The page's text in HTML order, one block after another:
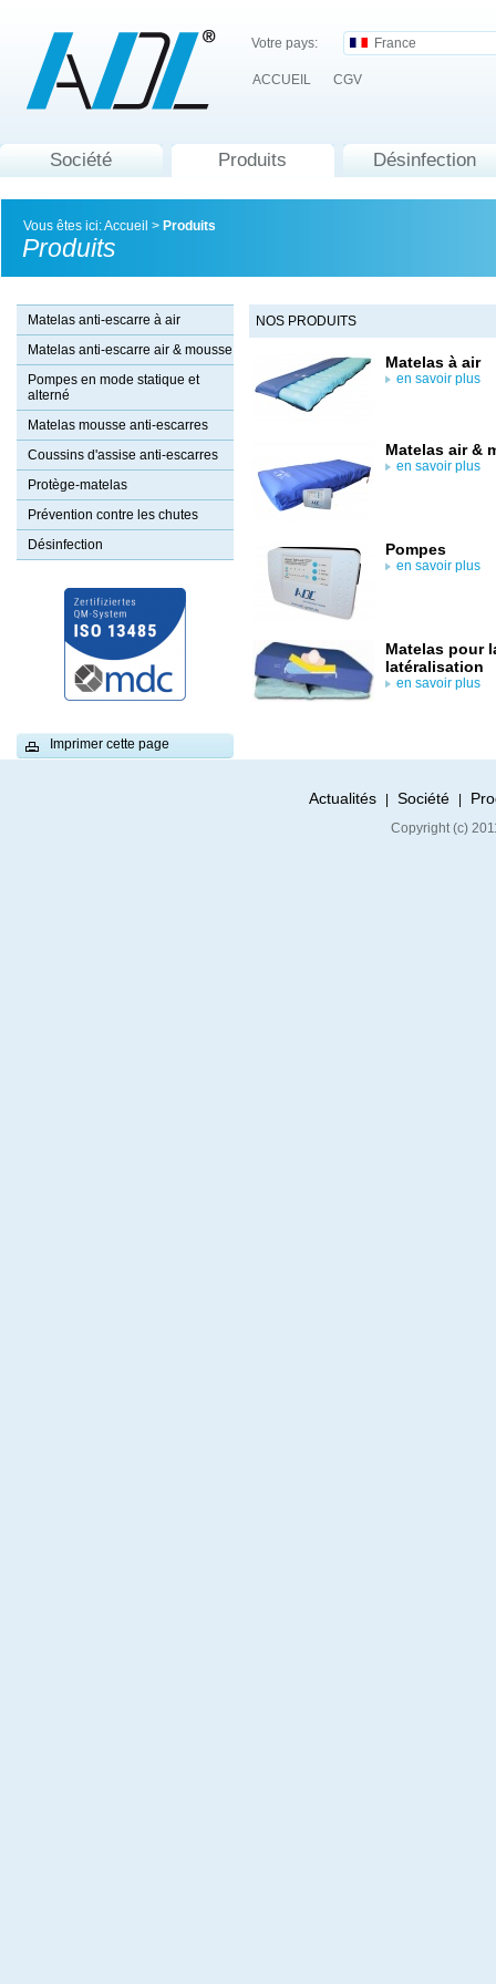
Votre pays: France
ACCUEIL CGV
Société Produits Désinfection
Vous êtes ici:Accueil > Produits
Produits
Matelas anti-escarre à air
Matelas anti-escarre air & mousse
Pompes en mode statique et
alterné
Matelas mousse anti-escarres
Coussins d'assise anti-escarres
Protège-matelas
Prévention contre les chutes
Désinfection
Imprimer cette page
NOS PRODUITS
Matelas à air
en savoir plus
Matelas air &
en savoir plus
Pompes
en savoir plus
Matelas pour
latéralisation
en savoir plus
Actualités Société
Copyright (c)